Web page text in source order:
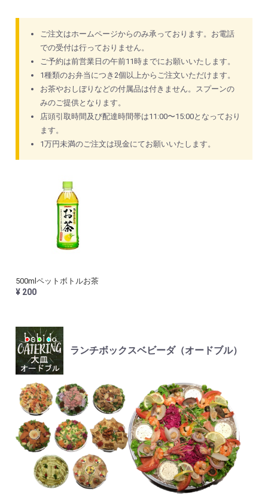
ご注文はホームページからのみ承っております。お電話
での受付は行っておりません。
ご予約は前営業日の午前11時までにお願いいたします。
1種類のお弁当につき2個以上からご注文いただけます。
お茶やおしぼりなどの付属品は付きません。スプーンの
みのご提供となります。
店頭引取時間及び配達時間帯は11:00〜15:00となっており
ます。
1万円未満のご注文は現金にてお願いいたします。
500mlペットボトルお茶
¥ 200
ランチボックスベビーダ（オードブル）